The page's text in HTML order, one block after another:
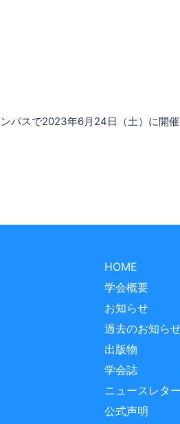
パスで2023年6月24日（土）に開
HOME
学会概要
お知らせ
過去のお知ら
出版物
学会誌
ニュースレター
公式声明